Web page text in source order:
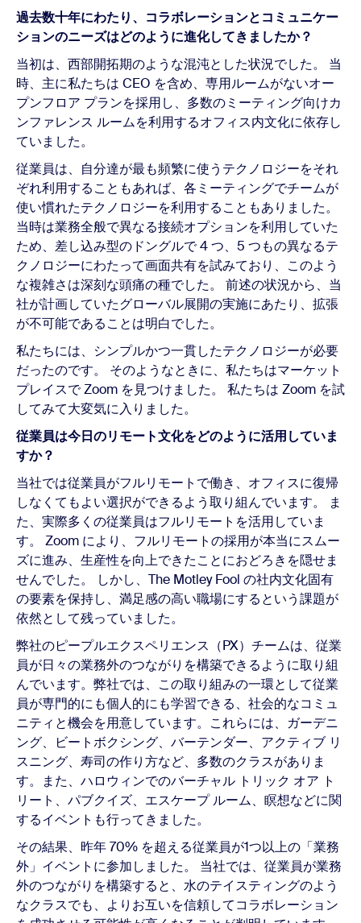
過去数十年にわたり、コラボレーションとコミュニケー
ションのニーズはどのように進化してきましたか？
当初は、西部開拓期のような混沌とした状況でした。 当
時、主に私たちは CEO を含め、専用ルームがないオー
プンフロア プランを採用し、多数のミーティング向けカ
ンファレンス ルームを利用するオフィス内文化に依存し
ていました。
従業員は、自分達が最も頻繁に使うテクノロジーをそれ
ぞれ利用することもあれば、各ミーティングでチームが
使い慣れたテクノロジーを利用することもありました。
当時は業務全般で異なる接続オプションを利用していた
ため、差し込み型のドングルで 4 つ、5 つもの異なるテ
クノロジーにわたって画面共有を試みており、このよう
な複雑さは深刻な頭痛の種でした。 前述の状況から、当
社が計画していたグローバル展開の実施にあたり、拡張
が不可能であることは明白でした。
私たちには、シンプルかつ一貫したテクノロジーが必要
だったのです。 そのようなときに、私たちはマーケット
プレイスで Zoom を見つけました。 私たちは Zoom を試
してみて大変気に入りました。
従業員は今日のリモート文化をどのように活用していま
すか？
当社では従業員がフルリモートで働き、オフィスに復帰
しなくてもよい選択ができるよう取り組んでいます。 ま
た、実際多くの従業員はフルリモートを活用していま
す。 Zoom により、フルリモートの採用が本当にスムー
ズに進み、生産性を向上できたことにおどろきを隠せま
せんでした。 しかし、The Motley Fool の社内文化固有
の要素を保持し、満足感の高い職場にするという課題が
依然として残っていました。
弊社のピープルエクスペリエンス（PX）チームは、従業
員が日々の業務外のつながりを構築できるように取り組
んでいます。弊社では、この取り組みの一環として従業
員が専門的にも個人的にも学習できる、社会的なコミュ
ニティと機会を用意しています。これらには、ガーデニ
ング、ビートボクシング、バーテンダー、アクティブ リ
スニング、寿司の作り方など、多数のクラスがありま
す。また、ハロウィンでのバーチャル トリック オア ト
リート、パブクイズ、エスケープ ルーム、瞑想などに関
するイベントも行ってきました。
その結果、昨年 70% を超える従業員が1つ以上の「業務
外」イベントに参加しました。 当社では、従業員が業務
外のつながりを構築すると、水のテイスティングのよう
なクラスでも、よりお互いを信頼してコラボレーション